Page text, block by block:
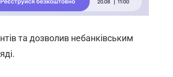
та дозволив небанківським